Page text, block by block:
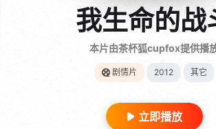
我生命的战
本片由茶杯狐cupfox提供播
剧情片 2012 其它
立即播放